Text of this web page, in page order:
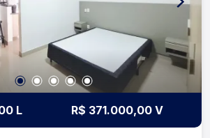
L R$ 371.000,00 V